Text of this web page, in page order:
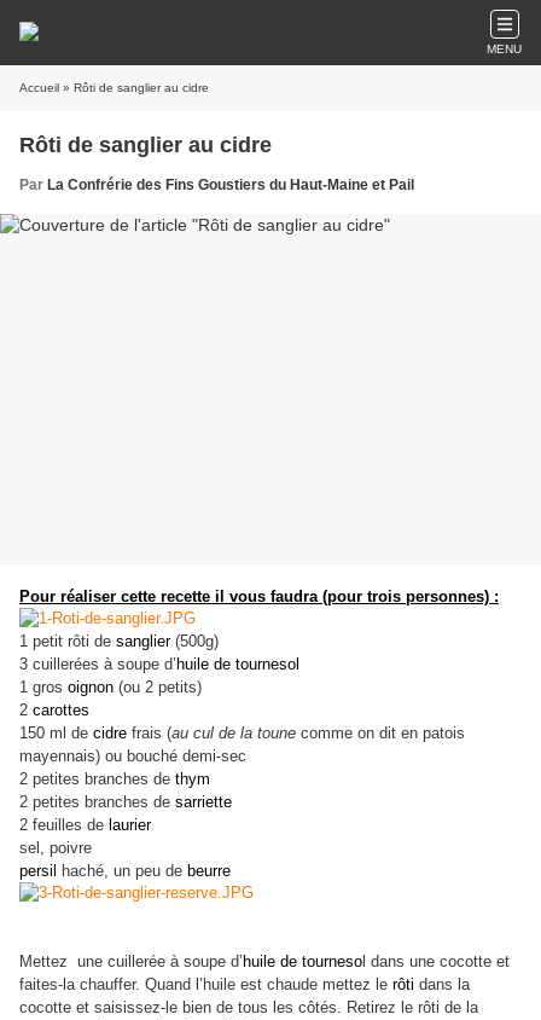
MENU
Accueil » Rôti de sanglier au cidre
Rôti de sanglier au cidre
Par La Confrérie des Fins Goustiers du Haut-Maine et Pail
Pour réaliser cette recette il vous faudra (pour trois personnes) :
1 petit rôti de sanglier(500g)
3 cuillerées à soupe d’ huile de tournesol
1 gros oignon (ou 2 petits)
2 carottes
150 ml de cidre frais (au cul de la toune comme on dit en patois
mayennais) ou bouché demi-sec
2 petites branches de thym
2 petites branches de sarriette
2 feuilles de laurier
sel, poivre
persil
haché, un peu de beurre
Mettez une cuillerée à soupe d’ huile de tourneso l dans une cocotte et
faites-la chauffer. Quand l’huile est chaude mettez le rôti dans la
cocotte et saisissez-le bien de tous les côtés. Retirez le rôti de la